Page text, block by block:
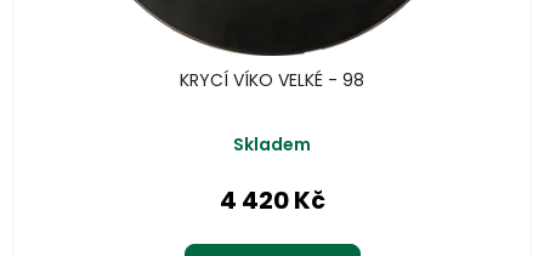
KRYCÍ VÍKO VELKÉ - 98
Skladem
4 420 Kč